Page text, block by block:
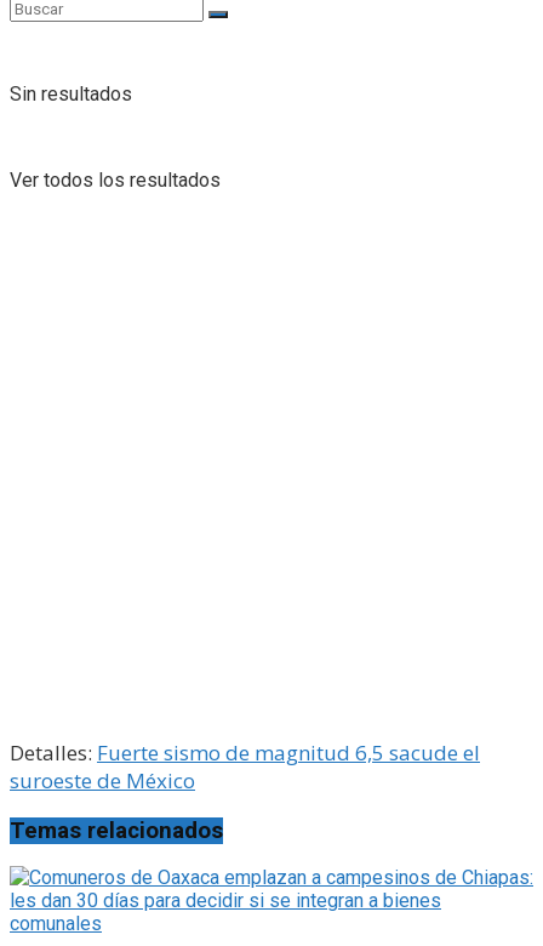
Sin resultados
Ver todos los resultados
Detalles: Fuerte sismo de magnitud 6,5 sacude el
suroeste de México
Temas relacionados